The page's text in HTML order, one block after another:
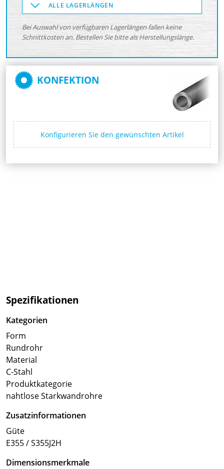
ALLE LAGERLÄNGEN
Bei Auswahl von verfügbaren Lagerlängen fallen keine
Schnittkosten an. Bestellen Sie bitte als Herstellungslänge.
KONFEKTION
Konfigurieren Sie den gewünschten Artikel
Spezifikationen
Kategorien
Form
Rundrohr
Material
C-Stahl
Produktkategorie
nahtlose Starkwandrohre
Zusatzinformationen
Güte
E355 / S355J2H
Dimensionsmerkmale